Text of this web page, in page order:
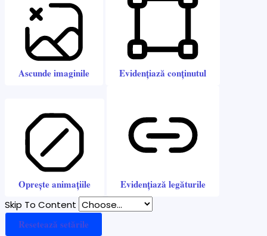
Ascunde imaginile Evidențiază conținutul
Oprește animațiile Evidențiază legăturile
Skip To Content
Resetează setările